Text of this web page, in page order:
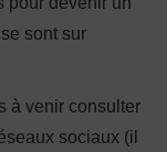
sont sur
à venir consulter
sociaux (il